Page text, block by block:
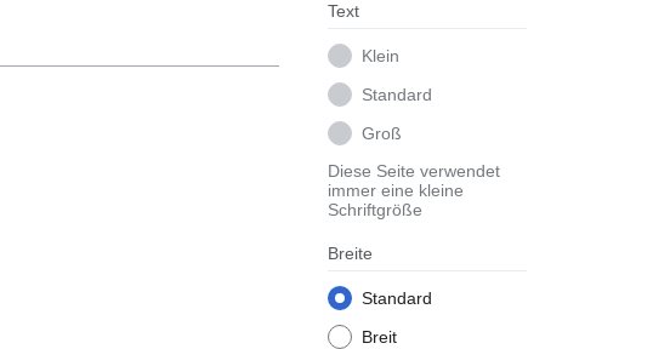
Text
Klein
Standard
Groß
Diese Seite verwendet
immer eine kleine
Schriftgröße
Breite
Standard
Breit